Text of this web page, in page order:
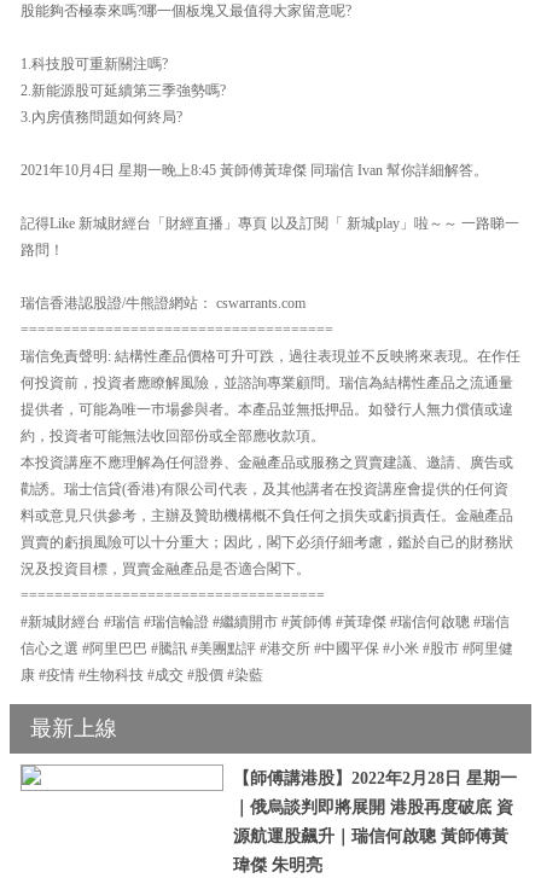
股能夠否極泰來嗎?哪一個板塊又最值得大家留意呢?
1.科技股可重新關注嗎?
2.新能源股可延續第三季強勢嗎?
3.內房債務問題如何終局?
2021年10月4日 星期一晚上8:45 黃師傅黃瑋傑 同瑞信 Ivan 幫你詳細解答。
記得Like 新城財經台「財經直播」專頁 以及訂閱「 新城play」啦～～ 一路睇一
路問！
瑞信香港認股證/牛熊證網站： cswarrants.com
=====================================
瑞信免責聲明: 結構性產品價格可升可跌，過往表現並不反映將來表現。在作任
何投資前，投資者應瞭解風險，並諮詢專業顧問。瑞信為結構性產品之流通量
提供者，可能為唯一巿場參與者。本產品並無抵押品。如發行人無力償債或違
約，投資者可能無法收回部份或全部應收款項。
本投資講座不應理解為任何證券、金融產品或服務之買賣建議、邀請、廣告或
勸誘。瑞士信貸(香港)有限公司代表，及其他講者在投資講座會提供的任何資
料或意見只供參考，主辦及贊助機構概不負任何之損失或虧損責任。金融產品
買賣的虧損風險可以十分重大；因此，閣下必須仔細考慮，鑑於自己的財務狀
況及投資目標，買賣金融產品是否適合閣下。
====================================
#新城財經台 #瑞信 #瑞信輪證 #繼續開市 #黃師傅 #黃瑋傑 #瑞信何啟聰 #瑞信
信心之選 #阿里巴巴 #騰訊 #美團點評 #港交所 #中國平保 #小米 #股市 #阿里健
康 #疫情 #生物科技 #成交 #股價 #染藍
最新上線
【師傅講港股】2022年2月28日 星期一
｜俄烏談判即將展開 港股再度破底 資
源航運股飆升｜瑞信何啟聰 黃師傅黃
瑋傑 朱明亮